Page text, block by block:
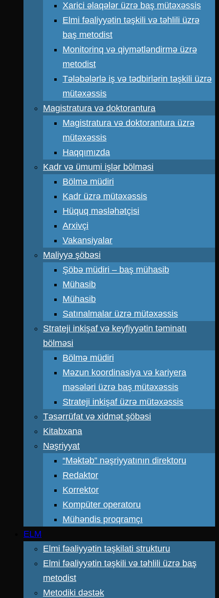
Xarici əlaqələr üzrə baş mütəxəssis
Elmi fəaliyyətin təşkili və təhlili üzrə
baş metodist
Monitorinq və qiymətləndirmə üzrə
metodist
Tələbələrlə iş və tədbirlərin təşkili üzrə
mütəxəssis
Magistratura və doktorantura
Magistratura və doktorantura üzrə
mütəxəssis
Haqqımızda
Kadr və ümumi işlər bölməsi
Bölmə müdiri
Kadr üzrə mütəxəssis
Hüquq məsləhətçisi
Arxivçi
Vakansiyalar
Maliyyə şöbəsi
Şöbə müdiri – baş mühasib
Mühasib
Mühasib
Satınalmalar üzrə mütəxəssis
Strateji inkişaf və keyfiyyətin təminatı
bölməsi
Bölmə müdiri
Məzun koordinasiya və kariyera
məsələri üzrə baş mütəxəssis
Strateji inkişaf üzrə mütəxəssis
Təsərrüfat və xidmət şöbəsi
Kitabxana
Nəşriyyat
“Məktəb” nəşriyyatının direktoru
Redaktor
Korrektor
Kompüter operatoru
Mühəndis proqramçı
ELM
Elmi fəaliyyətin təşkilati strukturu
Elmi fəaliyyətin təşkili və təhlili üzrə baş
metodist
Metodiki dəstək